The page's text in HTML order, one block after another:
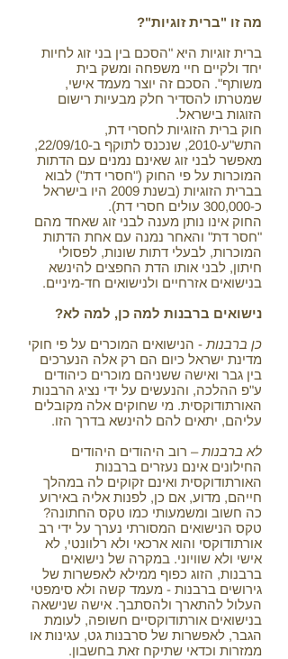
מה זו "ברית זוגיות"?
ברית זוגיות היא "הסכם בין בני זוג לחיות
יחד ולקיים חיי משפחה ומשק בית
משותף".‏ הסכם זה יוצר מעמד אישי,
שמטרתו להסדיר חלק מבעיות רישום
הזוגות בישראל.
חוק ברית הזוגיות לחסרי דת,
התש"ע-2010,‏‏ שנכנס לתוקף ב-22/09/10,
מאפשר לבני זוג שאינם נמנים עם הדתות
המוכרות על פי החוק ("חסרי דת") לבוא
בברית הזוגיות (בשנת 2009 היו בישראל
כ-300,000 עולים חסרי דת‏).
החוק אינו נותן מענה לבני זוג שאחד מהם
"חסר דת" והאחר נמנה עם אחת הדתות
המוכרות, לבעלי דתות שונות, לפסולי
חיתון, לבני אותו הדת החפצים להינשא
בנישואים אזרחיים ולנישואים חד-מיניים.
נישואים ברבנות למה כן, למה לא?
כן ברבנות - הנישואים המוכרים על פי חוקי
מדינת ישראל כיום הם רק אלה הנערכים
בין גבר ואישה ששניהם מוכרים כיהודים
ע"פ ההלכה, והנעשים על ידי נציג הרבנות
האורתודוקסית. מי שחוקים אלה מקובלים
עליהם, יתאים להם להינשא בדרך הזו.
לא ברבנות– רוב היהודים היהודים
החילונים אינם נעזרים ברבנות
האורתודוקסית ואינם זקוקים לה במהלך
חייהם, מדוע, אם כן, לפנות אליה באירוע
כה חשוב ומשמעותי כמו טקס החתונה?
טקס הנישואים המסורתי נערך על ידי רב
אורתודוקסי והוא ארכאי ולא רלוונטי, לא
אישי ולא שוויוני. במקרה של נישואים
ברבנות, הזוג כפוף ממילא לאפשרות של
גירושים ברבנות - מעמד קשה ולא סימפטי
העלול להתארך ולהסתבך. אישה שנישאה
בנישואים אורתודוקסיים חשופה, לעומת
הגבר, לאפשרות של סרבנות גט, עגינות או
ממזרות וכדאי שתיקח זאת בחשבון.